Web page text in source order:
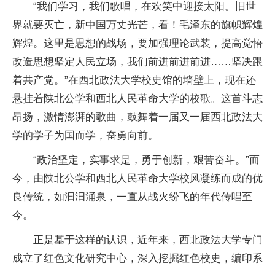
“我们学习，我们歌唱，在欢笑中迎接太阳。旧世
界就要灭亡，新中国万丈光芒，看！毛泽东的旗帜辉煌
辉煌。这里是思想的战场，要加强理论武装，提高觉悟
改造思想坚定人民立场，我们前进前进前进……坚决跟
着共产党。”在西北政法大学校史馆的墙壁上，现在还
悬挂着陕北公学和西北人民革命大学的校歌。这首斗志
昂扬，激情澎湃的歌曲，鼓舞着一届又一届西北政法大
学的学子为国而学，奋勇向前。
“政治坚定，实事求是，勇于创新，艰苦奋斗。”而
今，由陕北公学和西北人民革命大学校风凝练而成的优
良传统，如汩汩涌泉，一直从战火纷飞的年代传唱至
今。
正是基于这样的认识，近年来，西北政法大学专门
成立了红色文化研究中心，深入挖掘红色校史，编印系